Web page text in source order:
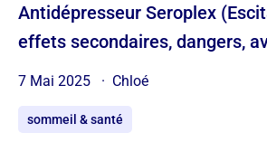
Antidépresseur Seroplex (Escitalopram) :
effets secondaires, dangers,
7 Mai 2025 Chloé
sommeil & santé